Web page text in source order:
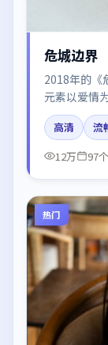
危城边界
2018年的《
元素以爱情
龙、木村拓
论。
高清
流
12万
97
热门